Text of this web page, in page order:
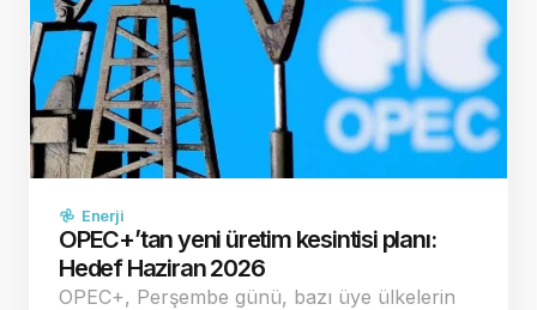
Enerji
OPEC+’tan yeni üretim kesintisi planı:
Hedef Haziran 2026
OPEC+, Perşembe günü, bazı üye ülkelerin